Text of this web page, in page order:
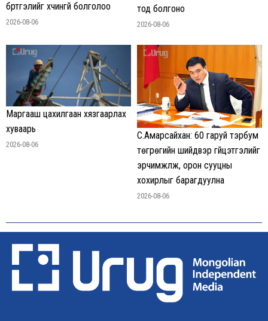
бүртгэлийг хүчингүй болголоо
2026-08-06
тод болгоно
2026-08-06
Маргааш цахилгаан хязгаарлах
хуваарь
2026-08-06
С.Амарсайхан: 60 гаруй тэрбум
төгрөгийн шийдвэр гүйцэтгэлийг
эрчимжүүлж, орон сууцны
хохирлыг барагдуулна
2026-08-06